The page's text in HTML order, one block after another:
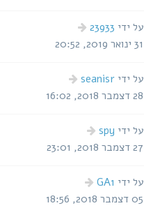
הודעה
אחרונה
על ידי 23933
31 ינואר 2019, 20:52
הודעה
אחרונה
על ידיseanisr
28 דצמבר 2018, 16:02
הודעה
אחרונה
על ידי spy
27 דצמבר 2018, 23:01
הודעה
אחרונה
על ידי GA1
05 דצמבר 2018, 18:56